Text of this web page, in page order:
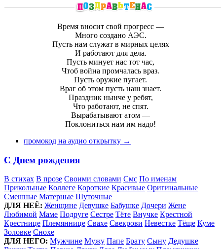
Время вносит свой прогресс —
Много создано АЭС.
Пусть нам служат в мирных целях
И работают для дела.
Пусть минует нас тот час,
Чтоб война промчалась враз.
Пусть оружие пугает.
Враг об этом пусть наш знает.
Праздник нынче у ребят,
Что работают, не спят.
Вырабатывают атом —
Поклониться нам им надо!
промокод на аудио открытку →
С Днем рождения
В стихах В прозе Своими словами Смс По именам
Прикольные Коллеге Короткие Красивые Оригинальные
Смешные Матерные Шуточные
ДЛЯ НЕЁ: Женщине Девушке Бабушке Дочери Жене
Любимой Маме Подруге Сестре Тёте Внучке Крестной
Крестнице Племяннице Свахе Свекрови Невестке Тёще Куме
Золовке Снохе
ДЛЯ НЕГО: Мужчине Мужу Папе Брату Сыну Дедушке